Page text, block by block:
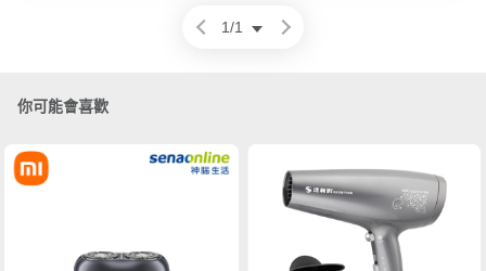
1/1
你可能會喜歡